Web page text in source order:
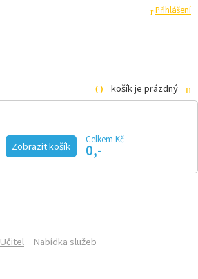
Přihlášení
košík je prázdný
Zobrazit košík
Celkem Kč
0,-
Učitel Nabídka služeb